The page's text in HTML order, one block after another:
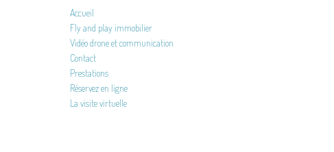
Accueil
Fly and play immobilier
Vidéo drone et communication
Contact
Prestations
Réservez en ligne
La visite virtuelle